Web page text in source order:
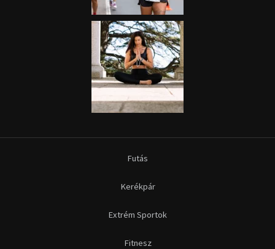
Futás
Kerékpár
Extrém Sportok
Fitnesz